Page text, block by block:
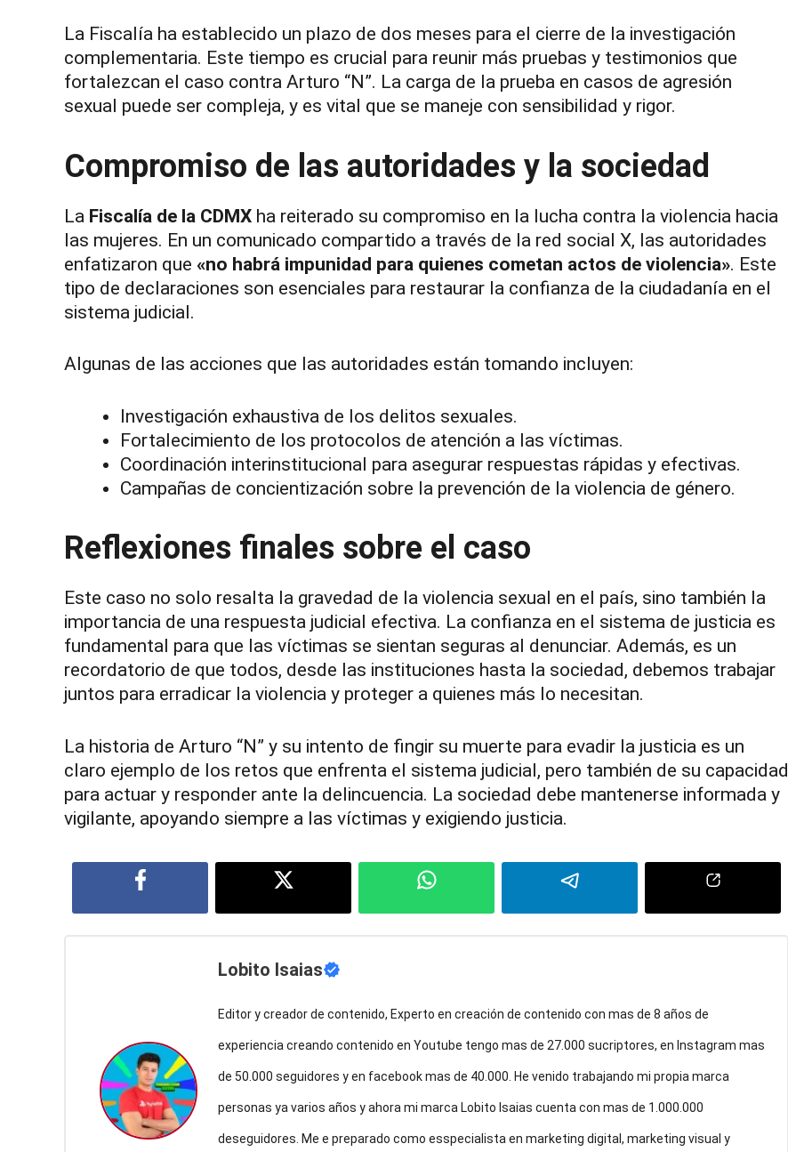
La Fiscalía ha establecido un plazo de dos meses para el cierre de la investigación
complementaria. Este tiempo es crucial para reunir más pruebas y testimonios que
fortalezcan el caso contra Arturo “N”. La carga de la prueba en casos de agresión
sexual puede ser compleja, y es vital que se maneje con sensibilidad y rigor.
Compromiso de las autoridades y la sociedad
La Fiscalía de la CDMX ha reiterado su compromiso en la lucha contra la violencia hacia
las mujeres. En un comunicado compartido a través de la red social X, las autoridades
enfatizaron que «no habrá impunidad para quienes cometan actos de violencia». Este
tipo de declaraciones son esenciales para restaurar la confianza de la ciudadanía en el
sistema judicial.
Algunas de las acciones que las autoridades están tomando incluyen:
Investigación exhaustiva de los delitos sexuales.
Fortalecimiento de los protocolos de atención a las víctimas.
Coordinación interinstitucional para asegurar respuestas rápidas y efectivas.
Campañas de concientización sobre la prevención de la violencia de género.
Reflexiones finales sobre el caso
Este caso no solo resalta la gravedad de la violencia sexual en el país, sino también la
importancia de una respuesta judicial efectiva. La confianza en el sistema de justicia es
fundamental para que las víctimas se sientan seguras al denunciar. Además, es un
recordatorio de que todos, desde las instituciones hasta la sociedad, debemos trabajar
juntos para erradicar la violencia y proteger a quienes más lo necesitan.
La historia de Arturo “N” y su intento de fingir su muerte para evadir la justicia es un
claro ejemplo de los retos que enfrenta el sistema judicial, pero también de su capacidad
para actuar y responder ante la delincuencia. La sociedad debe mantenerse informada y
vigilante, apoyando siempre a las víctimas y exigiendo justicia.
Lobito Isaias
Editor y creador de contenido, Experto en creación de contenido con mas de 8 años de
experiencia creando contenido en Youtube tengo mas de 27.000 sucriptores, en Instagram mas
de 50.000 seguidores y en facebook mas de 40.000. He venido trabajando mi propia marca
personas ya varios años y ahora mi marca Lobito Isaias cuenta con mas de 1.000.000
deseguidores. Me e preparado como esspecialista en marketing digital, marketing visual y